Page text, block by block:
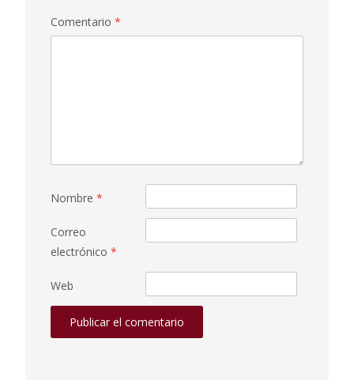
Comentario *
Nombre *
Correo
electrónico *
Web